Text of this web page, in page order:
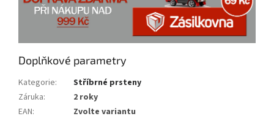
Doplňkové parametry
Kategorie:
Stříbrné prsteny
Záruka:
2 roky
EAN:
Zvolte variantu